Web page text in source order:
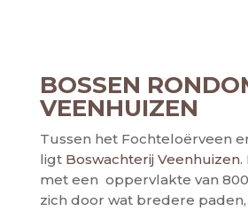
BOSSEN
VEENHUIZEN
Tussen het Fochteloërveen
ligt Boswachterij Veenhuizen.
met een oppervlakte van
zich door wat bredere